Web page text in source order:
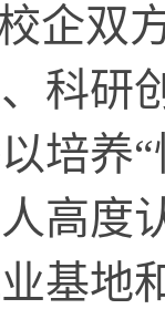
企双
科研
培养
高度
基地